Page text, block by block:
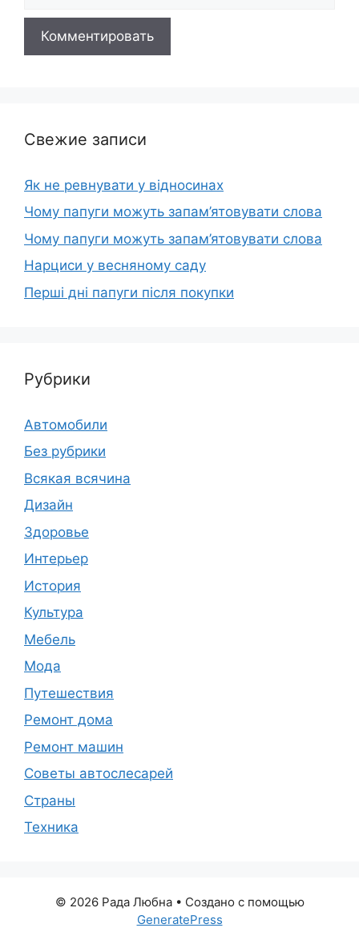
Свежие записи
Як не ревнувати у відносинах
Чому папуги можуть запам’ятовувати слова
Чому папуги можуть запам’ятовувати слова
Нарциси у весняному саду
Перші дні папуги після покупки
Рубрики
Автомобили
Без рубрики
Всякая всячина
Дизайн
Здоровье
Интерьер
История
Культура
Мебель
Мода
Путешествия
Ремонт дома
Ремонт машин
Советы автослесарей
Страны
Техника
© 2026 Рада Любна• Создано с помощью
GeneratePress